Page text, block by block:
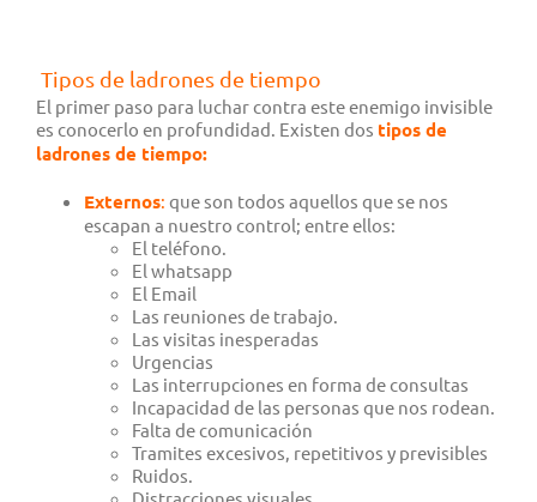
Tipos de ladrones de tiempo
El primer paso para luchar contra este enemigo invisible
es conocerlo en profundidad. Existen dos tipos de
ladrones de tiempo:
Externos: que son todos aquellos que se nos
escapan a nuestro control; entre ellos:
El teléfono.
El whatsapp
El Email
Las reuniones de trabajo.
Las visitas inesperadas
Urgencias
Las interrupciones en forma de consultas
Incapacidad de las personas que nos rodean.
Falta de comunicación
Tramites excesivos, repetitivos y previsibles
Ruidos.